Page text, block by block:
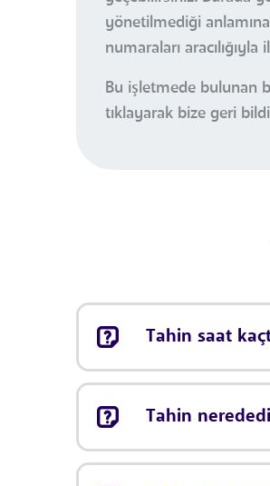
yönetilmediği
numaraları
Bu işletmede bulunan
tıklayarak bize geri
Tahin saat
Tahin